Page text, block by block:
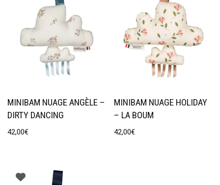
MINIBAM NUAGE ANGÈLE –
DIRTY DANCING
42,00€
MINIBAM NUAGE HOLIDAY
– LA BOUM
42,00€